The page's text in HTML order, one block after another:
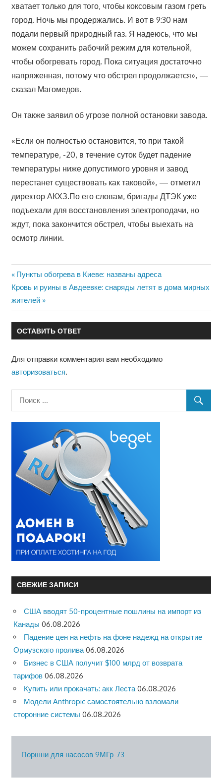
хватает только для того, чтобы коксовым газом греть
город. Ночь мы продержались. И вот в 9:30 нам
подали первый природный газ. Я надеюсь, что мы
можем сохранить рабочий режим для котельной,
чтобы обогревать город. Пока ситуация достаточно
напряженная, потому что обстрел продолжается», —
сказал Магомедов.
Он также заявил об угрозе полной остановки завода.
«Если он полностью остановится, то при такой
температуре, -20, в течение суток будет падение
температуры ниже допустимого уровня и завод
перестанет существовать как таковой», — отметил
директор АКХЗ.По его словам, бригады ДТЭК уже
подъехали для восстановления электроподачи, но
ждут, пока закончится обстрел, чтобы выехать на
осмотр линии.
Навигация
по
записям
Предыдущая
запись:
Пункты обогрева в Киеве: названы адреса
Следующая
запись:
Кровь и руины в Авдеевке: снаряды летят в дома мирных
жителей
ОСТАВИТЬ ОТВЕТ
Для отправки комментария вам необходимо
авторизоваться.
СВЕЖИЕ ЗАПИСИ
США вводят 50-процентные пошлины на импорт из
Канады 06.08.2026
Падение цен на нефть на фоне надежд на открытие
Ормузского пролива 06.08.2026
Бизнес в США получит $100 млрд от возврата
тарифов 06.08.2026
Купить или прокачать: акк Леста 06.08.2026
Модели Anthropic самостоятельно взломали
сторонние системы 06.08.2026
Поршни для насосов 9МГр-73